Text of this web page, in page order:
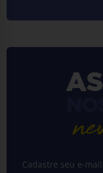
Cadastre seu e-